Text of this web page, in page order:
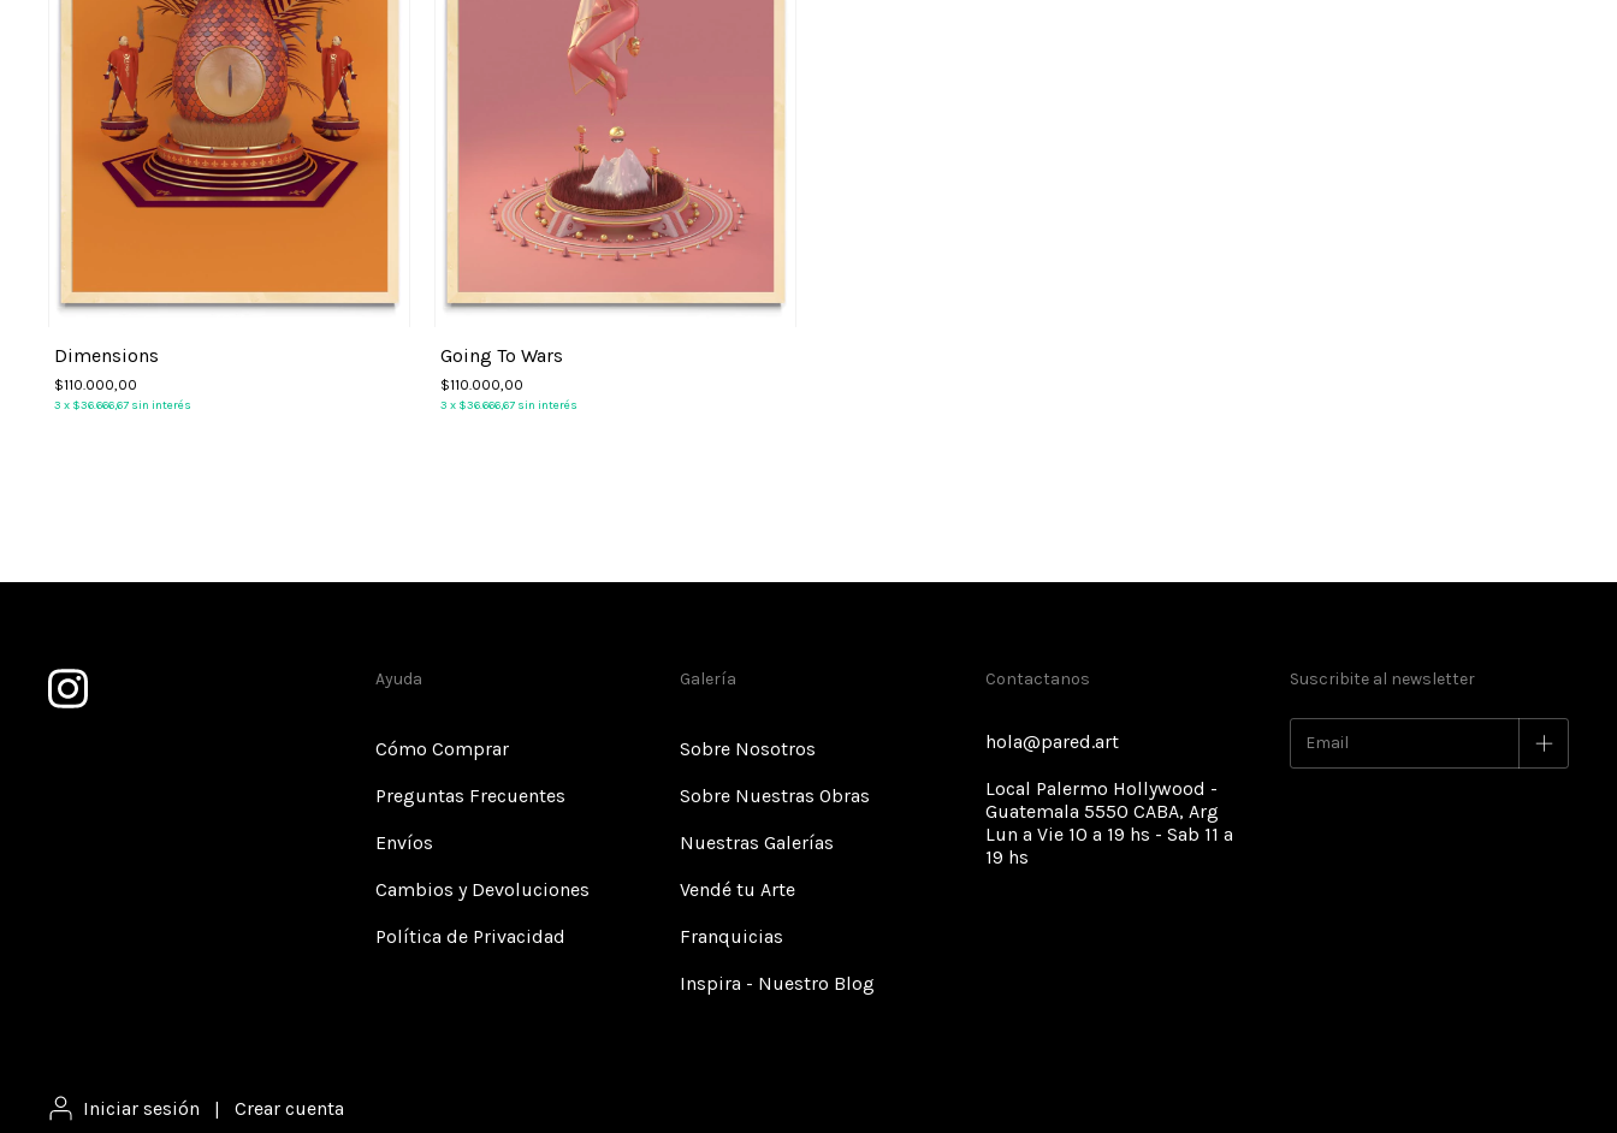
Dimensions
$110.000,00
3 x $36.666,67 sin interés
Going To Wars
$110.000,00
3 x $36.666,67 sin interés
Ayuda
Cómo Comprar
Preguntas Frecuentes
Envíos
Cambios y Devoluciones
Política de Privacidad
Galería
Sobre Nosotros
Sobre Nuestras Obras
Nuestras Galerías
Vendé tu Arte
Franquicias
Inspira - Nuestro Blog
Contactanos
hola@pared.art
Local Palermo Hollywood -
Guatemala 5550 CABA, Arg
Lun a Vie 10 a 19 hs - Sab 11 a
19 hs
Suscribite al newsletter
Iniciar sesión | Crear cuenta